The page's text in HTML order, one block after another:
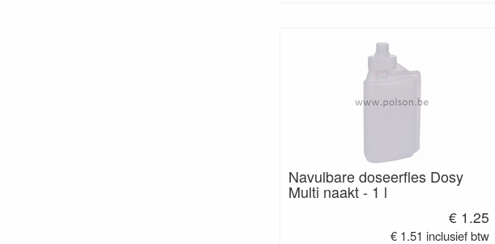
Navulbare doseerfles Dosy
Multi naakt - 1 l
€ 1.25
€ 1.51 inclusief btw